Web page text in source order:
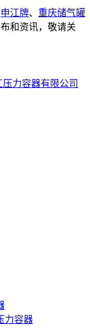
申江牌、 重庆储气罐
和资讯，敬请关
力容器